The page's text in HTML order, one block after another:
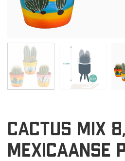
CACTUS MIX
MEXICAANSE